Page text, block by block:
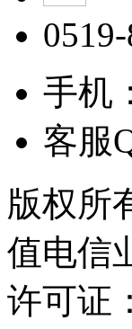
手机
客服
版权所
值电信
许可证